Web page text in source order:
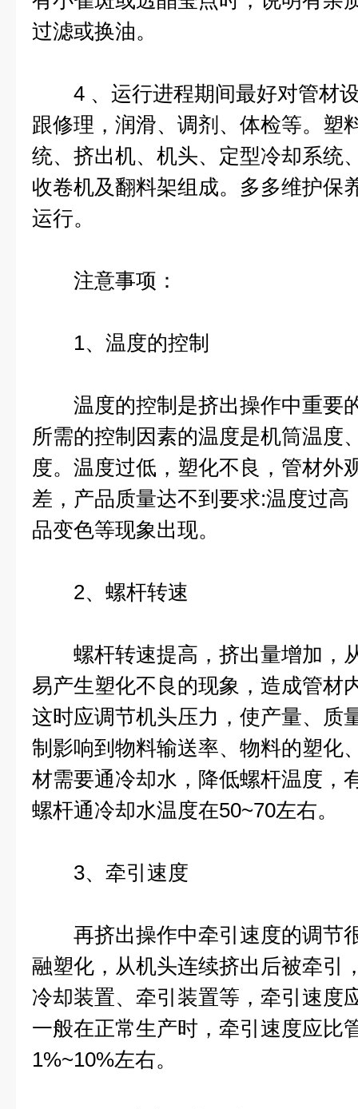
过滤或换油。
4 、运行进程期间最好对管材设
跟修理，润滑、调剂、体检等。塑
统、挤出机、机头、定型冷却系统
收卷机及翻料架组成。多多维护保
运行。
注意事项：
1、温度的控制
温度的控制是挤出操作中重要
所需的控制因素的温度是机筒温度
度。温度过低，塑化不良，管材外
差，产品质量达不到要求:温度过
品变色等现象出现。
2、螺杆转速
螺杆转速提高，挤出量增加，
易产生塑化不良的现象，造成管材
这时应调节机头压力，使产量、质
制影响到物料输送率、物料的塑化
材需要通冷却水，降低螺杆温度，
螺杆通冷却水温度在50~70左右。
3、牵引速度
再挤出操作中牵引速度的调节
融塑化，从机头连续挤出后被牵引
冷却装置、牵引装置等，牵引速度
一般在正常生产时，牵引速度应比
1%~10%左右。